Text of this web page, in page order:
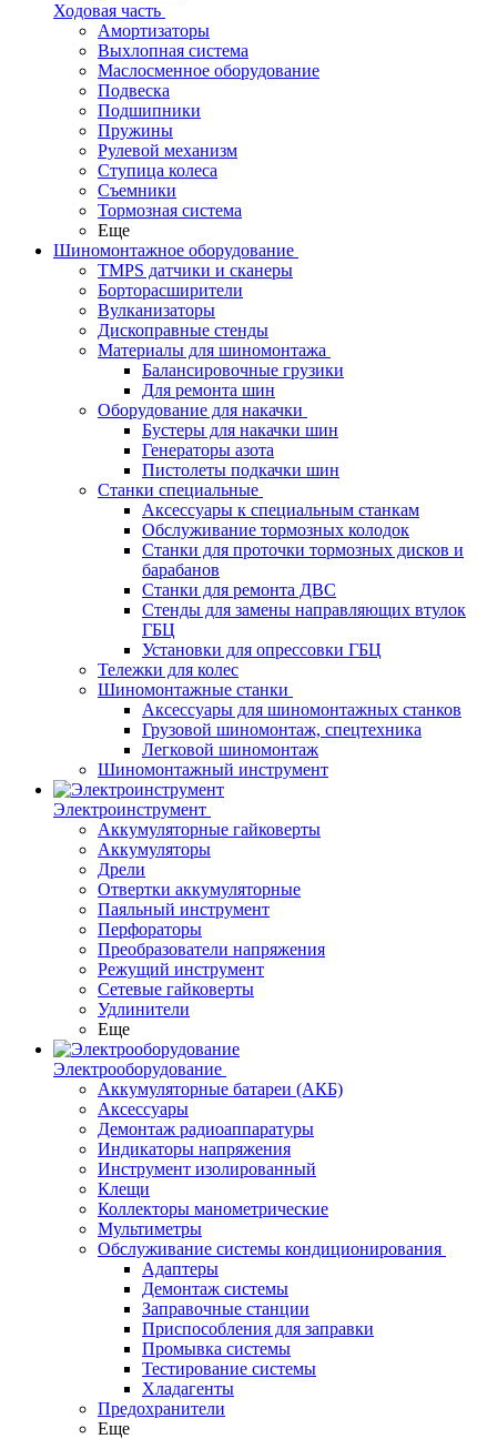
Ходовая часть
Амортизаторы
Выхлопная система
Маслосменное оборудование
Подвеска
Подшипники
Пружины
Рулевой механизм
Ступица колеса
Съемники
Тормозная система
Еще
Шиномонтажное оборудование
TMPS датчики и сканеры
Борторасширители
Вулканизаторы
Дископравные стенды
Материалы для шиномонтажа
Балансировочные грузики
Для ремонта шин
Оборудование для накачки
Бустеры для накачки шин
Генераторы азота
Пистолеты подкачки шин
Станки специальные
Аксессуары к специальным станкам
Обслуживание тормозных колодок
Станки для проточки тормозных дисков и
барабанов
Станки для ремонта ДВС
Стенды для замены направляющих втулок
ГБЦ
Установки для опрессовки ГБЦ
Тележки для колес
Шиномонтажные станки
Аксессуары для шиномонтажных станков
Грузовой шиномонтаж, спецтехника
Легковой шиномонтаж
Шиномонтажный инструмент
Электроинструмент
Аккумуляторные гайковерты
Аккумуляторы
Дрели
Отвертки аккумуляторные
Паяльный инструмент
Перфораторы
Преобразователи напряжения
Режущий инструмент
Сетевые гайковерты
Удлинители
Еще
Электрооборудование
Аккумуляторные батареи (АКБ)
Аксессуары
Демонтаж радиоаппаратуры
Индикаторы напряжения
Инструмент изолированный
Клещи
Коллекторы манометрические
Мультиметры
Обслуживание системы кондиционирования
Адаптеры
Демонтаж системы
Заправочные станции
Приспособления для заправки
Промывка системы
Тестирование системы
Хладагенты
Предохранители
Еще